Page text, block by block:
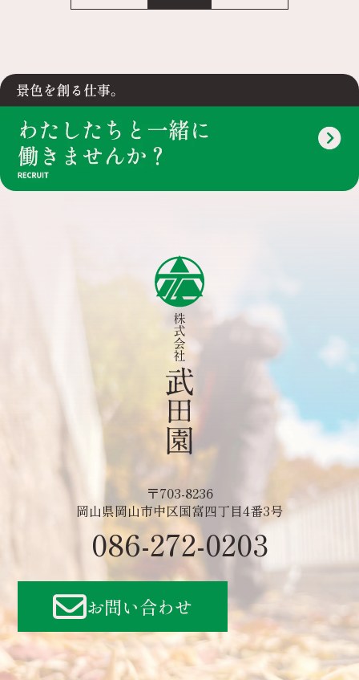
〒703-8236
岡山県岡山市中区国富四丁目4番3号
086-272-0203
お問い合わせ